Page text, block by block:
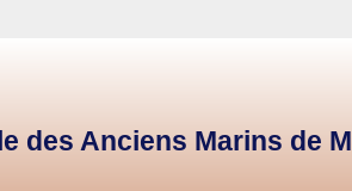
des Anciens Marins de